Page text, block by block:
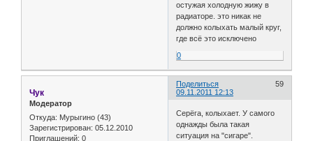
остужая холодную жижу в
радиаторе. это никак не
должно колыхать малый круг,
где всё это исключено
0
Поделиться
59
09.11.2011 12:13
Чук
Модератор
Откуда: Мурыгино (43)
Зарегистрирован: 05.12.2010
Приглашений: 0
Серёга, колыхает. У самого
однажды была такая
ситуация на "сигаре".